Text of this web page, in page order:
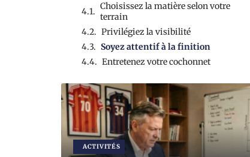
Choisissez la matière selon votre
terrain
Privilégiez la visibilité
Soyez attentif à la finition
Entretenez votre cochonnet
ACTIVITÉS